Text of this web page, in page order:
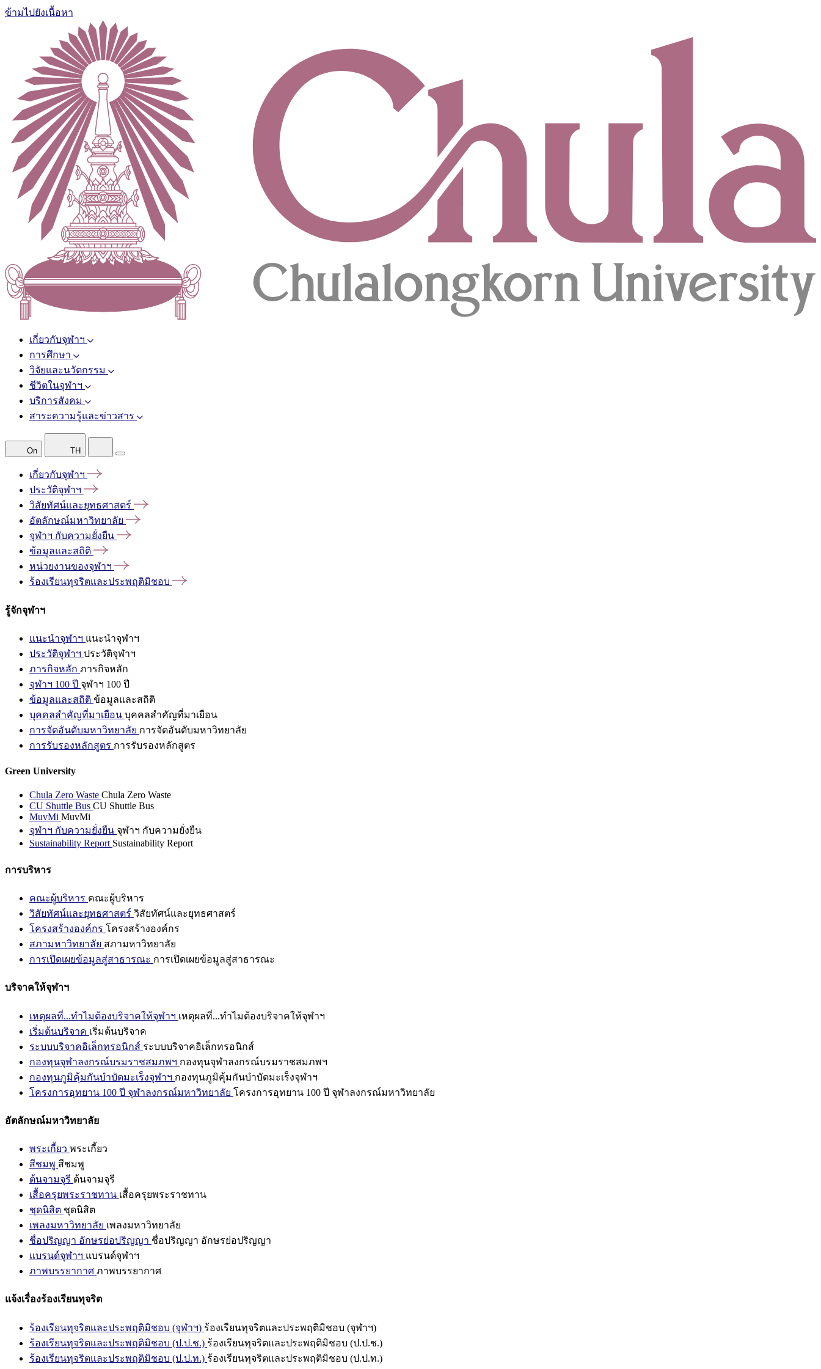
ข้ามไปยังเนื้อหา
เกี่ยวกับจุฬาฯ
การศึกษา
วิจัยและนวัตกรรม
ชีวิตในจุฬาฯ
บริการสังคม
สาระความรู้และข่าวสาร
On TH
เกี่ยวกับจุฬาฯ
ประวัติจุฬาฯ
วิสัยทัศน์และยุทธศาสตร์
อัตลักษณ์มหาวิทยาลัย
จุฬาฯ กับความยั่งยืน
ข้อมูลและสถิติ
หน่วยงานของจุฬาฯ
ร้องเรียนทุจริตและประพฤติมิชอบ
รู้จักจุฬาฯ
แนะนำจุฬาฯ แนะนำจุฬาฯ
ประวัติจุฬาฯ ประวัติจุฬาฯ
ภารกิจหลัก ภารกิจหลัก
จุฬาฯ 100 ปี จุฬาฯ 100 ปี
ข้อมูลและสถิติ ข้อมูลและสถิติ
บุคคลสำคัญที่มาเยือน บุคคลสำคัญที่มาเยือน
การจัดอันดับมหาวิทยาลัย การจัดอันดับมหาวิทยาลัย
การรับรองหลักสูตร การรับรองหลักสูตร
Green University
Chula Zero Waste Chula Zero Waste
CU Shuttle Bus CU Shuttle Bus
MuvMi MuvMi
จุฬาฯ กับความยั่งยืน จุฬาฯ กับความยั่งยืน
Sustainability Report Sustainability Report
การบริหาร
คณะผู้บริหาร คณะผู้บริหาร
วิสัยทัศน์และยุทธศาสตร์ วิสัยทัศน์และยุทธศาสตร์
โครงสร้างองค์กร โครงสร้างองค์กร
สภามหาวิทยาลัย สภามหาวิทยาลัย
การเปิดเผยข้อมูลสู่สาธารณะ การเปิดเผยข้อมูลสู่สาธารณะ
บริจาคให้จุฬาฯ
เหตุผลที่...ทำไมต้องบริจาคให้จุฬาฯ เหตุผลที่...ทำไมต้องบริจาคให้จุฬาฯ
เริ่มต้นบริจาค เริ่มต้นบริจาค
ระบบบริจาคอิเล็กทรอนิกส์ ระบบบริจาคอิเล็กทรอนิกส์
กองทุนจุฬาลงกรณ์บรมราชสมภพฯ กองทุนจุฬาลงกรณ์บรมราชสมภพฯ
กองทุนภูมิคุ้มกันบำบัดมะเร็งจุฬาฯ กองทุนภูมิคุ้มกันบำบัดมะเร็งจุฬาฯ
โครงการอุทยาน 100 ปี จุฬาลงกรณ์มหาวิทยาลัย โครงการอุทยาน 100 ปี จุฬาลงกรณ์มหาวิทยาลัย
อัตลักษณ์มหาวิทยาลัย
พระเกี้ยว พระเกี้ยว
สีชมพู สีชมพู
ต้นจามจุรี ต้นจามจุรี
เสื้อครุยพระราชทาน เสื้อครุยพระราชทาน
ชุดนิสิต ชุดนิสิต
เพลงมหาวิทยาลัย เพลงมหาวิทยาลัย
ชื่อปริญญา อักษรย่อปริญญา ชื่อปริญญา อักษรย่อปริญญา
แบรนด์จุฬาฯ แบรนด์จุฬาฯ
ภาพบรรยากาศ ภาพบรรยากาศ
แจ้งเรื่องร้องเรียนทุจริต
ร้องเรียนทุจริตและประพฤติมิชอบ (จุฬาฯ) ร้องเรียนทุจริตและประพฤติมิชอบ (จุฬาฯ)
ร้องเรียนทุจริตและประพฤติมิชอบ (ป.ป.ช.) ร้องเรียนทุจริตและประพฤติมิชอบ (ป.ป.ช.)
ร้องเรียนทุจริตและประพฤติมิชอบ (ป.ป.ท.) ร้องเรียนทุจริตและประพฤติมิชอบ (ป.ป.ท.)